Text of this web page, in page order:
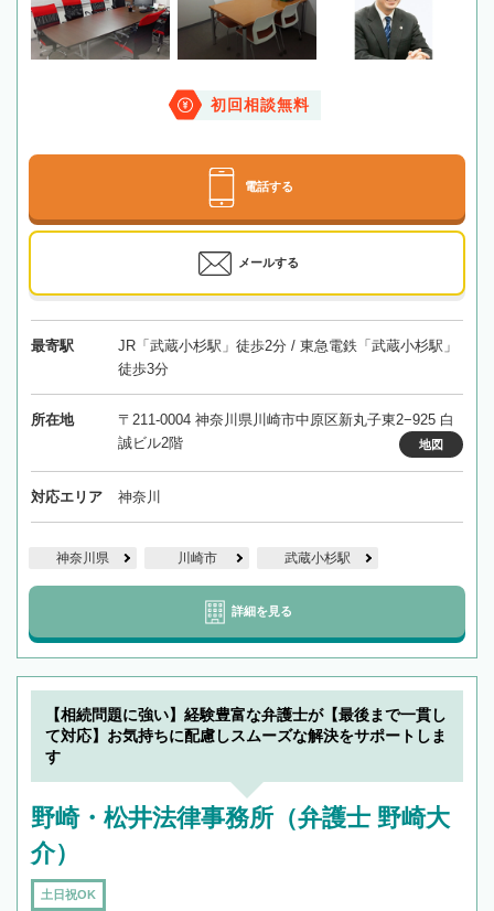
初回相談無料
電話する
メールする
最寄駅
JR「武蔵小杉駅」徒歩2分 / 東急電鉄「武蔵小杉駅」
徒歩3分
所在地
〒211-0004 神奈川県川崎市中原区新丸子東2−925 白
誠ビル2階
地図
対応エリア 神奈川
神奈川県 川崎市 武蔵小杉駅
詳細を見る
【相続問題に強い】経験豊富な弁護士が【最後まで一貫し
て対応】お気持ちに配慮しスムーズな解決をサポートしま
す
野崎・松井法律事務所（弁護士 野崎大
介）
土日祝OK